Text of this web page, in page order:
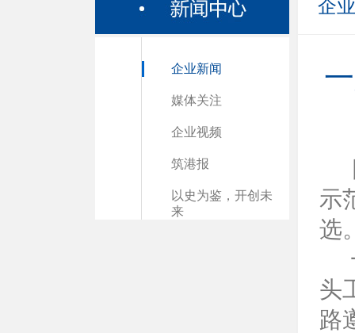
企业新闻
媒体关注
企业视频
筑港报
以史为鉴，开创未
来
企
示
选
头
路